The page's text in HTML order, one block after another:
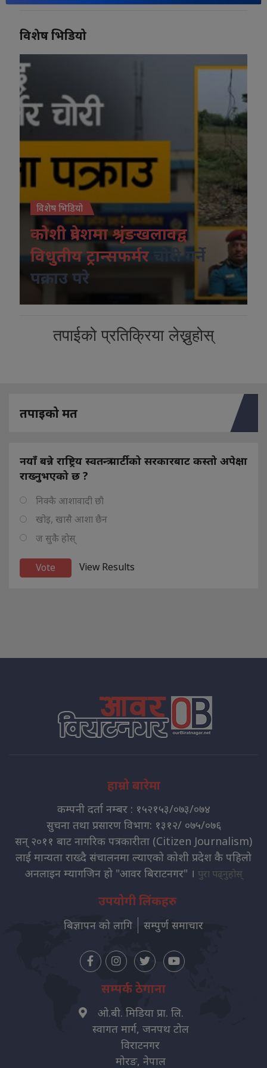
विशेष भिडियो
विशेष भिडियो
कोशी प्रदेशमा श्रृंङखलावद्व
विधुतीय ट्रान्सफर्मर
चोरी गर्ने
पक्राउ परे
तपाईको प्रतिक्रिया लेख्नुहोस्
तपाइको मत
नयाँ बन्ने राष्ट्रिय स्वतन्त्र पार्टीको सरकारबाट कस्तो अपेक्षा
राख्नुभएको छ ?
निक्कै आशावादी छौ
खोइ, खासै आशा छैन
ज सुकै होस्
View Results
हाम्रो बारेमा
कम्पनी दर्ता नम्बर : १५२१५३/०७३/०७४
सुचना तथा प्रसारण विभाग: १३१२/ ०७५/०७६
सन् २०११ बाट नागरिक पत्रकारीता (Citizen Journalism)
लाई मान्यता राख्दै संचालनमा ल्याएको कोशी प्रदेश कै पहिलो
अनलाइन म्यागजिन हो "आवर बिराटनगर" । पुरा पढ्नुहोस्
उपयोगी लिंकहरु
बिज्ञापन को लागि सम्पुर्ण समाचार
सम्पर्क ठेगाना
ओ.बी. मिडिया प्रा. लि.
स्वागत मार्ग, जनपथ टोल
विराटनगर
मोरङ, नेपाल